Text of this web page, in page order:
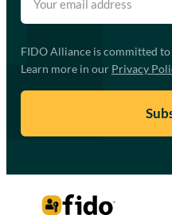
FIDO Alliance is committed
Learn more in our Privacy